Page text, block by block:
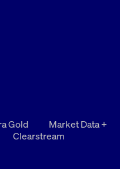
Gold
Market Data +
Clearstream